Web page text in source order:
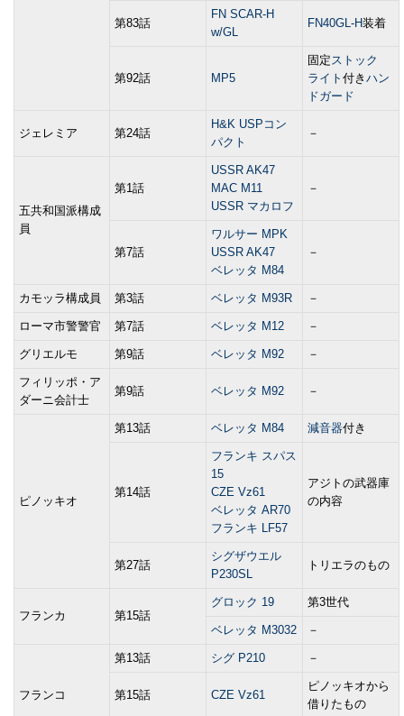
第83話
FN SCAR-H
w/GL
FN40GL-H装着
第92話 MP5
固定ストック
ライト 付き ハン
ドガード
ジェレミア 第24話
H&K USPコン
パクト
－
五共和国派構成
員
第1話
USSR AK47
MAC M11
USSR マカロフ
－
第7話
ワルサー MPK
USSR AK47
ベレッタ M84
－
カモッラ構成員 第3話 ベレッタ M93R －
ローマ市警警官 第7話 ベレッタ M12 －
グリエルモ 第9話 ベレッタ M92 －
フィリッポ・ア
ダーニ会計士
第9話 ベレッタ M92 －
ピノッキオ
第13話 ベレッタ M84 減音器付き
第14話
フランキ スパス
15
CZE Vz61
ベレッタ AR70
フランキ LF57
アジトの武器庫
の内容
第27話
シグザウエル
P230SL
トリエラのもの
フランカ 第15話
グロック 19 第3世代
ベレッタ M3032 －
フランコ
第13話 シグ P210 －
第15話 CZE Vz61
ピノッキオから
借りたもの